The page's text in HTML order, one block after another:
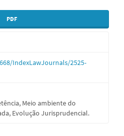
PDF
IndexLawJournals/2525-
Meio ambiente do
Evolução Jurisprudencial.